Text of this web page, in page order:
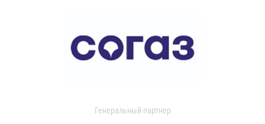
Генеральный партнер